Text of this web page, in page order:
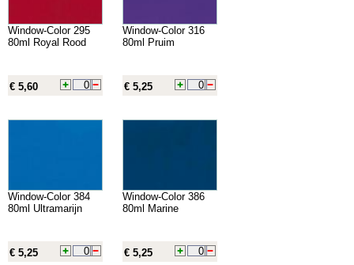
Window-Color 295
80ml Royal Rood
€ 5,60
Window-Color 316
80ml Pruim
€ 5,25
Window-Color 384
80ml Ultramarijn
€ 5,25
Window-Color 386
80ml Marine
€ 5,25